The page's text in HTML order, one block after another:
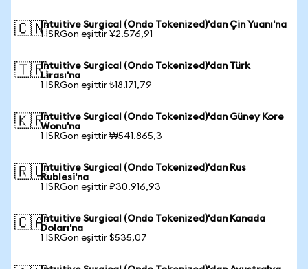
🇨🇳Intuitive Surgical (Ondo Tokenized)'dan Çin Yuanı'na
1 ISRGon eşittir ¥2.576,91
🇹🇷Intuitive Surgical (Ondo Tokenized)'dan Türk
Lirası'na
1 ISRGon eşittir ₺18.171,79
🇰🇷Intuitive Surgical (Ondo Tokenized)'dan Güney Kore
Wonu'na
1 ISRGon eşittir ₩541.865,3
🇷🇺Intuitive Surgical (Ondo Tokenized)'dan Rus
Rublesi'na
1 ISRGon eşittir ₽30.916,93
🇨🇦Intuitive Surgical (Ondo Tokenized)'dan Kanada
Doları'na
1 ISRGon eşittir $535,07